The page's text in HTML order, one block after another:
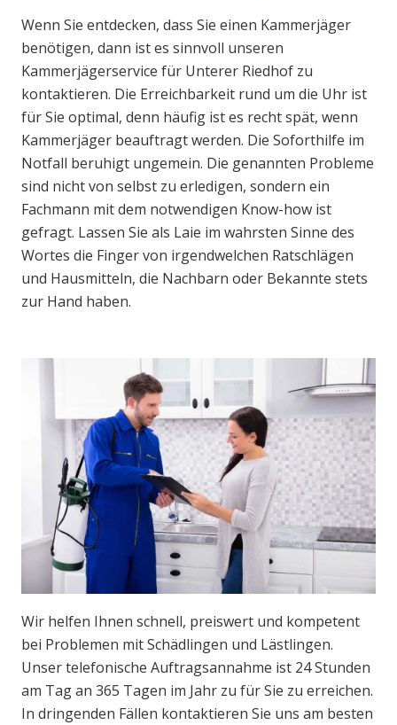
Wenn Sie entdecken, dass Sie einen Kammerjäger
benötigen, dann ist es sinnvoll unseren
Kammerjägerservice für Unterer Riedhof zu
kontaktieren. Die Erreichbarkeit rund um die Uhr ist
für Sie optimal, denn häufig ist es recht spät, wenn
Kammerjäger beauftragt werden. Die Soforthilfe im
Notfall beruhigt ungemein. Die genannten Probleme
sind nicht von selbst zu erledigen, sondern ein
Fachmann mit dem notwendigen Know-how ist
gefragt. Lassen Sie als Laie im wahrsten Sinne des
Wortes die Finger von irgendwelchen Ratschlägen
und Hausmitteln, die Nachbarn oder Bekannte stets
zur Hand haben.
Wir helfen Ihnen schnell, preiswert und kompetent
bei Problemen mit Schädlingen und Lästlingen.
Unser telefonische Auftragsannahme ist 24 Stunden
am Tag an 365 Tagen im Jahr zu für Sie zu erreichen.
In dringenden Fällen kontaktieren Sie uns am besten